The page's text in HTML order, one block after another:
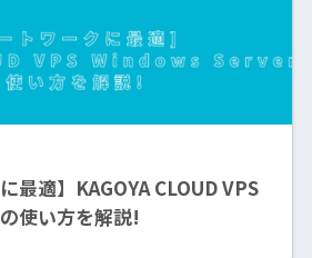
最適】KAGOYA CLOUD VPS
使い方を解説!